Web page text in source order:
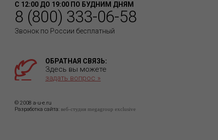
С 12:00 ДО 19:00 ПО БУДНИМ ДНЯМ
8 (800) 333-06-58
Звонок по России бесплатный
ОБРАТНАЯ СВЯЗЬ:
Здесь вы можете
задать вопрос »
© 2008 a-u-e.ru
Разработка сайта: веб-студия megagroup exclusive